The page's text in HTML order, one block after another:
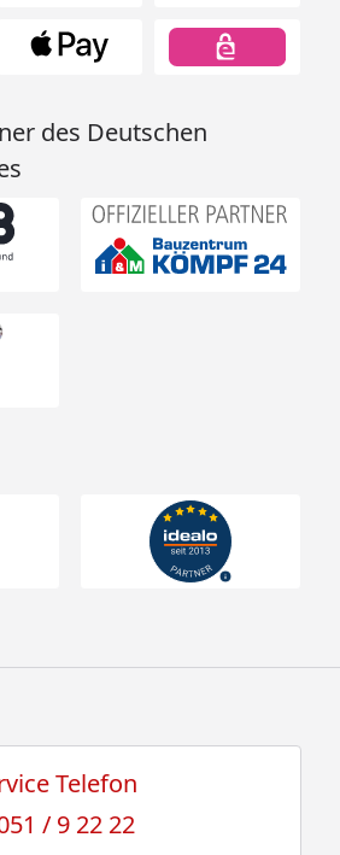
des Deutschen
Telefon
/ 9 22 22